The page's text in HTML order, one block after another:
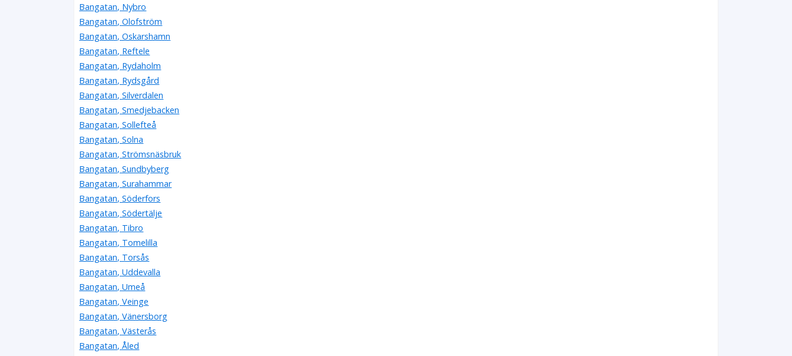
Bangatan, Nybro
Bangatan, Olofström
Bangatan, Oskarshamn
Bangatan, Reftele
Bangatan, Rydaholm
Bangatan, Rydsgård
Bangatan, Silverdalen
Bangatan, Smedjebacken
Bangatan, Sollefteå
Bangatan, Solna
Bangatan, Strömsnäsbruk
Bangatan, Sundbyberg
Bangatan, Surahammar
Bangatan, Söderfors
Bangatan, Södertälje
Bangatan, Tibro
Bangatan, Tomelilla
Bangatan, Torsås
Bangatan, Uddevalla
Bangatan, Umeå
Bangatan, Veinge
Bangatan, Vänersborg
Bangatan, Västerås
Bangatan, Åled